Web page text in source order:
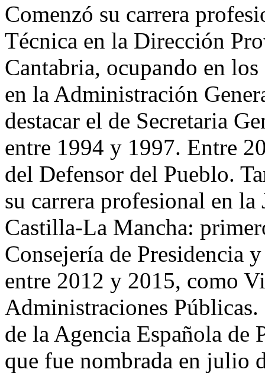
Comenzó su carrera
Técnica en la Dirección
Cantabria, ocupando en
en la Administración
destacar el de Secretaria
entre 1994 y 1997. Entre
del Defensor del Pueblo.
su carrera profesional en la
Castilla-La Mancha:
Consejería de Presidencia
entre 2012 y 2015, como
Administraciones
de la Agencia Española de
que fue nombrada en julio